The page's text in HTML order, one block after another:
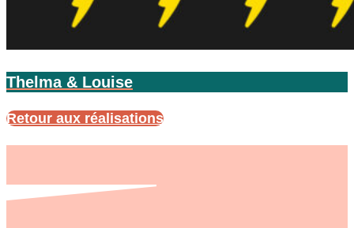
Thelma & Louise
Retour aux réalisations